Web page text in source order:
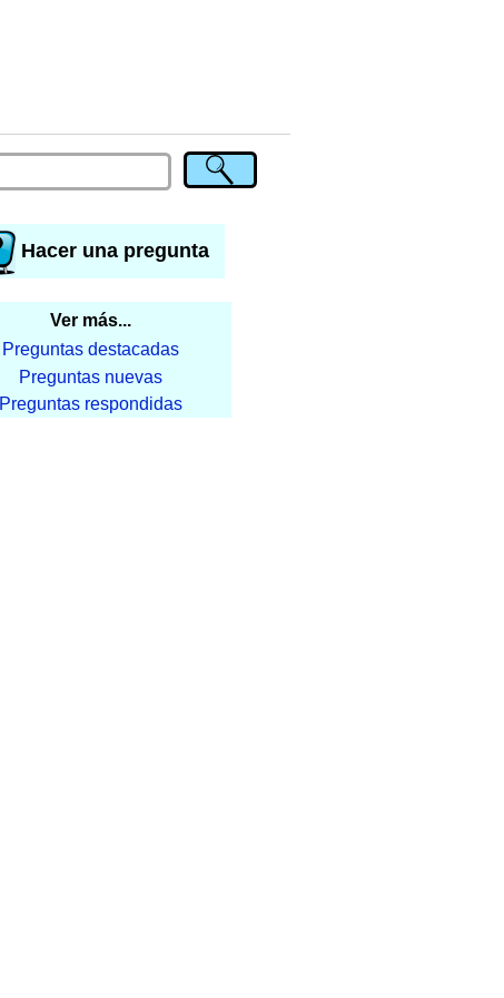
Hacer una pregunta
Ver más...
Preguntas destacadas
Preguntas nuevas
Preguntas respondidas